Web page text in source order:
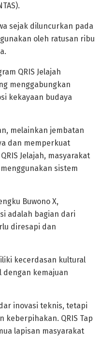
sejak diluncurkan pada
oleh ratusan ribu
QRIS Jelajah
menggabungkan
kekayaan budaya
melainkan jembatan
dan memperkuat
Jelajah, masyarakat
sistem
Buwono X,
adalah bagian dari
diresapi dan
kecerdasan kultural
dengan kemajuan
inovasi teknis, tetapi
keberpihakan. QRIS Tap
lapisan masyarakat